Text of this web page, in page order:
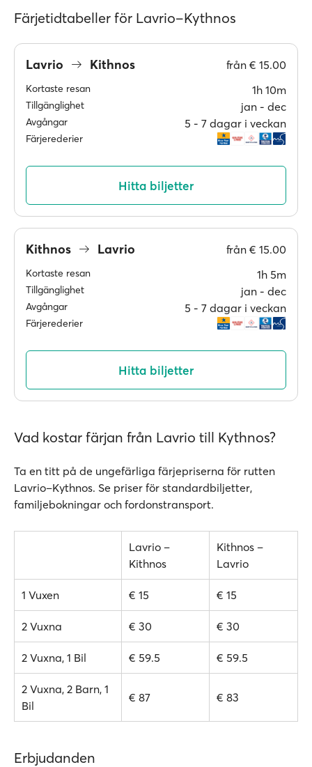
Färjetidtabeller för Lavrio–Kythnos
Lavrio Kithnos från € 15.00
Kortaste resan 1h 10m
Tillgänglighet jan ‐ dec
Avgångar 5 ‐ 7 dagar i veckan
Färjerederier
Hitta biljetter
Kithnos Lavrio från € 15.00
Kortaste resan 1h 5m
Tillgänglighet jan ‐ dec
Avgångar 5 ‐ 7 dagar i veckan
Färjerederier
Hitta biljetter
Vad kostar färjan från Lavrio till Kythnos?
Ta en titt på de ungefärliga färjepriserna för rutten
Lavrio–Kythnos. Se priser för standardbiljetter,
familjebokningar och fordonstransport.
Lavrio –
Kithnos
Kithnos –
Lavrio
1 Vuxen € 15 € 15
2 Vuxna € 30 € 30
2 Vuxna, 1 Bil € 59.5 € 59.5
2 Vuxna, 2 Barn, 1
Bil
€ 87 € 83
Erbjudanden